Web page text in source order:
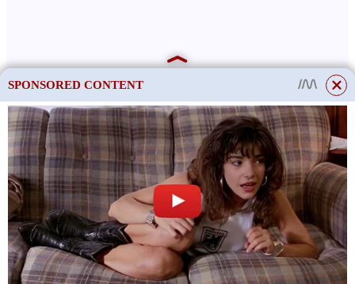
This site uses cookies to store data. By continuing to use the site, you consent
to the use of these files.
OK
SPONSORED CONTENT